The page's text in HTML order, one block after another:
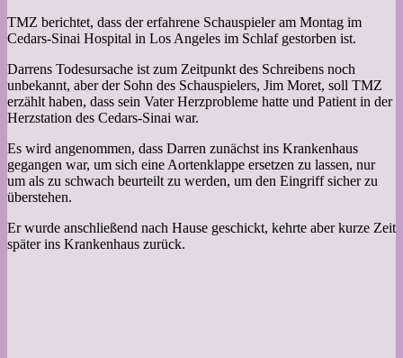
TMZ berichtet, dass der erfahrene Schauspieler am Montag im
Cedars-Sinai Hospital in Los Angeles im Schlaf gestorben ist.
Darrens Todesursache ist zum Zeitpunkt des Schreibens noch
unbekannt, aber der Sohn des Schauspielers, Jim Moret, soll TMZ
erzählt haben, dass sein Vater Herzprobleme hatte und Patient in der
Herzstation des Cedars-Sinai war.
Es wird angenommen, dass Darren zunächst ins Krankenhaus
gegangen war, um sich eine Aortenklappe ersetzen zu lassen, nur
um als zu schwach beurteilt zu werden, um den Eingriff sicher zu
überstehen.
Er wurde anschließend nach Hause geschickt, kehrte aber kurze Zeit
später ins Krankenhaus zurück.